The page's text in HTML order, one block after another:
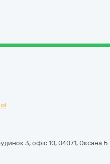
3, офіс 10, 04071, Оксана Б